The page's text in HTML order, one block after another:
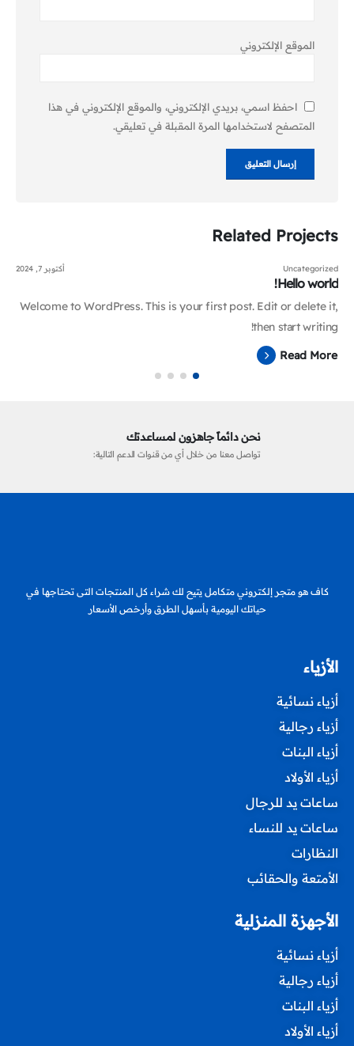
الموقع الإلكتروني
احفظ اسمي، بريدي الإلكتروني، والموقع الإلكتروني في هذا
المتصفح لاستخدامها المرة المقبلة في تعليقي.
Related Projects
Uncategorized أكتوبر 7, 2024
Hello world!
Welcome to WordPress. This is your first post. Edit or delete it,
then start writing!
Read More
نحن دائماً جاهزون لمساعدتك
تواصل معنا من خلال أي من قنوات الدعم التالية:
كاف هو متجر إلكتروني متكامل يتيح لك شراء كل المنتجات التى تحتاجها في
حياتك اليومية بأسهل الطرق وأرخص الأسعار
الأزياء
أزياء نسائية
أزياء رجالية
أزياء البنات
أزياء الأولاد
ساعات يد للرجال
ساعات يد للنساء
النظارات
الأمتعة والحقائب
الأجهزة المنزلية
أزياء نسائية
أزياء رجالية
أزياء البنات
أزياء الأولاد